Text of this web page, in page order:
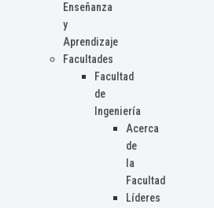
Enseñanza
y
Aprendizaje
Facultades
Facultad
de
Ingeniería
Acerca
de
la
Facultad
Líderes